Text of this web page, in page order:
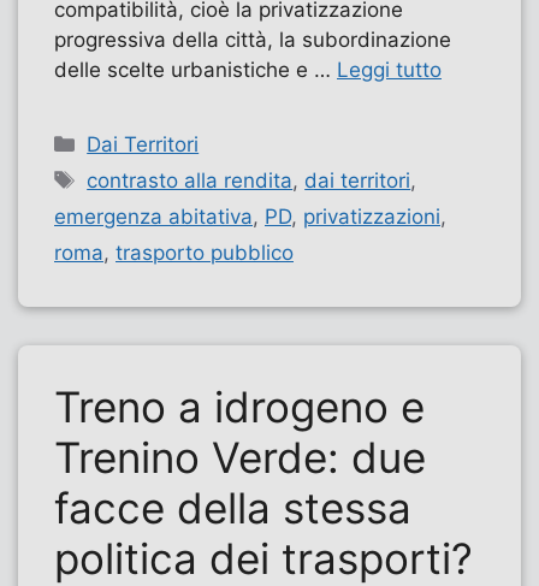
compatibilità, cioè la privatizzazione
progressiva della città, la subordinazione
delle scelte urbanistiche e … Leggi tutto
Categorie
Dai Territori
Tag
contrasto alla rendita, dai territori,
emergenza abitativa, PD, privatizzazioni,
roma, trasporto pubblico
Treno a idrogeno e
Trenino Verde: due
facce della stessa
politica dei trasporti?